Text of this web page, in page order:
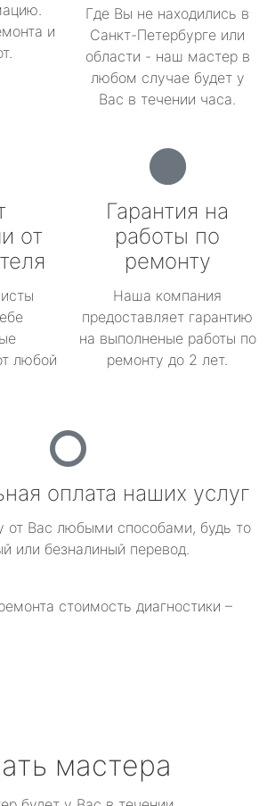
и
Где Вы не находились в
Санкт-Петербурге или
области - наш мастер в
любом случае будет у
Вас в течении часа.
от
любой
Гарантия на
работы по
ремонту
Наша компания
предоставляет гарантию
на выполненые работы по
ремонту до 2 лет.
оплата наших услуг
от Вас любыми способами, будь то
или безналиный перевод.
стоимость диагностики –
мастера